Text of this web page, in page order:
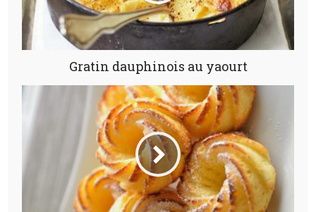
Gratin dauphinois au yaourt